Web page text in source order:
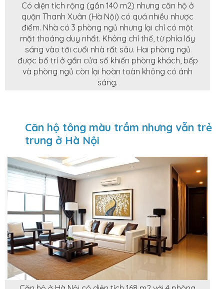
Có diện tích rộng (gần 140 m2) nhưng căn hộ ở
quận Thanh Xuân (Hà Nội) có quá nhiều nhược
điểm. Nhà có 3 phòng ngủ nhưng lại chỉ có một
mặt thoáng duy nhất. Không chỉ thế, từ phía lấy
sáng vào tới cuối nhà rất sâu. Hai phòng ngủ
được bố trí ở gần cửa sổ khiến phòng khách, bếp
và phòng ngủ còn lại hoàn toàn không có ánh
sáng.
Căn hộ tông màu trầm nhưng vẫn trẻ
trung ở Hà Nội